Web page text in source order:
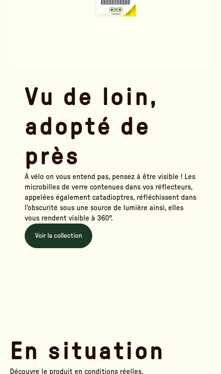
Vu de loin,
adopté de
près
À vélo on vous entend pas, pensez à être visible ! Les
microbilles de verre contenues dans vos réflecteurs,
appelées également catadioptres, réfléchissent dans
l’obscurité sous une source de lumière ainsi, elles
vous rendent visible à 360°.
Voir la collection
En situation
Découvre le produit en conditions réelles.